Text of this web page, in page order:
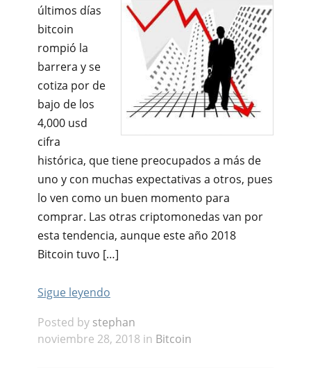
últimos días
bitcoin
rompió la
barrera y se
cotiza por de
bajo de los
4,000 usd
cifra
histórica, que tiene preocupados a más de
uno y con muchas expectativas a otros, pues
lo ven como un buen momento para
comprar. Las otras criptomonedas van por
esta tendencia, aunque este año 2018
Bitcoin tuvo […]
Sigue leyendo
Posted by stephan
noviembre 28, 2018 in Bitcoin